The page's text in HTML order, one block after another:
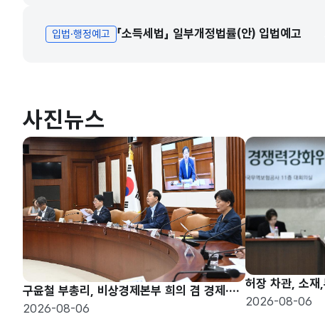
입법·행정예고 「소득세법」 일부개정법률(안) 입법예고
사진뉴스
구윤철 부총리, 비상경제본부 희의 겸 경제·구조혁신 관계장관회의 주재
2026-08-06
2026-08-06